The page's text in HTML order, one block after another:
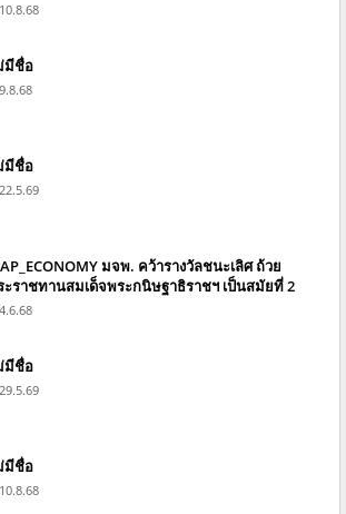
10.8.68
มีชื่อ
9.8.68
มีชื่อ
22.5.69
มจพ. คว้ารางวัลชนะเลิศ ถ้วย
ะราชทานสมเด็จพระกนิษฐาธิราชฯ เป็นสมัยที่ 2
4.6.68
มีชื่อ
29.5.69
มีชื่อ
10.8.68